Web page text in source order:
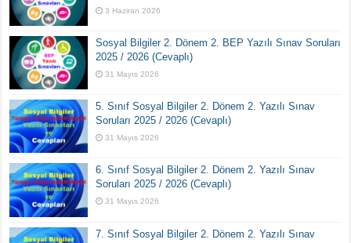
3 Haziran 2026
Sosyal Bilgiler 2. Dönem 2. BEP Yazılı Sınav Soruları
2025 / 2026 (Cevaplı)
31 Mayıs 2026
5. Sınıf Sosyal Bilgiler 2. Dönem 2. Yazılı Sınav
Soruları 2025 / 2026 (Cevaplı)
31 Mayıs 2026
6. Sınıf Sosyal Bilgiler 2. Dönem 2. Yazılı Sınav
Soruları 2025 / 2026 (Cevaplı)
31 Mayıs 2026
7. Sınıf Sosyal Bilgiler 2. Dönem 2. Yazılı Sınav